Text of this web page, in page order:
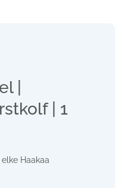
|
| 1
Haakaa